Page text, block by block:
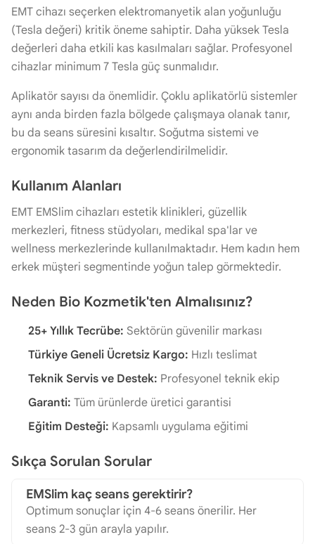
EMT cihazı seçerken elektromanyetik alan yoğunluğu
(Tesla değeri) kritik öneme sahiptir. Daha yüksek Tesla
değerleri daha etkili kas kasılmaları sağlar. Profesyonel
cihazlar minimum 7 Tesla güç sunmalıdır.
Aplikatör sayısı da önemlidir. Çoklu aplikatörlü sistemler
aynı anda birden fazla bölgede çalışmaya olanak tanır,
bu da seans süresini kısaltır. Soğutma sistemi ve
ergonomik tasarım da değerlendirilmelidir.
Kullanım Alanları
EMT EMSlim cihazları estetik klinikleri, güzellik
merkezleri, fitness stüdyoları, medikal spa'lar ve
wellness merkezlerinde kullanılmaktadır. Hem kadın hem
erkek müşteri segmentinde yoğun talep görmektedir.
Neden Bio Kozmetik'ten Almalısınız?
25+ Yıllık Tecrübe: Sektörün güvenilir markası
Türkiye Geneli Ücretsiz Kargo: Hızlı teslimat
Teknik Servis ve Destek: Profesyonel teknik ekip
Garanti: Tüm ürünlerde üretici garantisi
Eğitim Desteği: Kapsamlı uygulama eğitimi
Sıkça Sorulan Sorular
EMSlim kaç seans gerektirir?
Optimum sonuçlar için 4-6 seans önerilir. Her
seans 2-3 gün arayla yapılır.